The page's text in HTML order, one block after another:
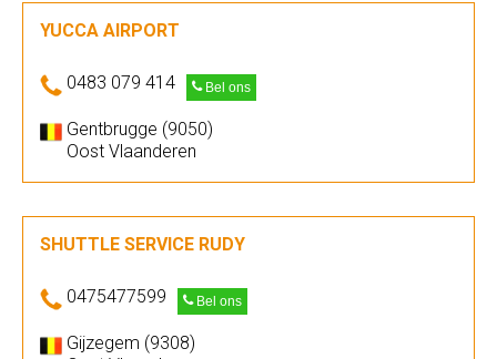
YUCCA AIRPORT
0483 079 414 Bel ons
Gentbrugge (9050)
Oost Vlaanderen
SHUTTLE SERVICE RUDY
0475477599 Bel ons
Gijzegem (9308)